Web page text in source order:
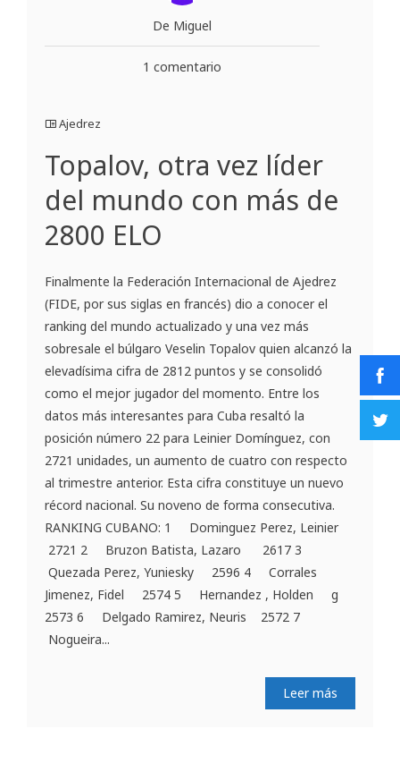
De Miguel
1 comentario
Ajedrez
Topalov, otra vez líder
del mundo con más de
2800 ELO
Finalmente la Federación Internacional de Ajedrez
(FIDE, por sus siglas en francés) dio a conocer el
ranking del mundo actualizado y una vez más
sobresale el búlgaro Veselin Topalov quien alcanzó la
elevadísima cifra de 2812 puntos y se consolidó
como el mejor jugador del momento. Entre los
datos más interesantes para Cuba resaltó la
posición número 22 para Leinier Domínguez, con
2721 unidades, un aumento de cuatro con respecto
al trimestre anterior. Esta cifra constituye un nuevo
récord nacional. Su noveno de forma consecutiva.
RANKING CUBANO: 1 Dominguez Perez, Leinier
2721 2 Bruzon Batista, Lazaro 2617 3
Quezada Perez, Yuniesky 2596 4 Corrales
Jimenez, Fidel 2574 5 Hernandez , Holden g
2573 6 Delgado Ramirez, Neuris 2572 7
Nogueira...
Leer más